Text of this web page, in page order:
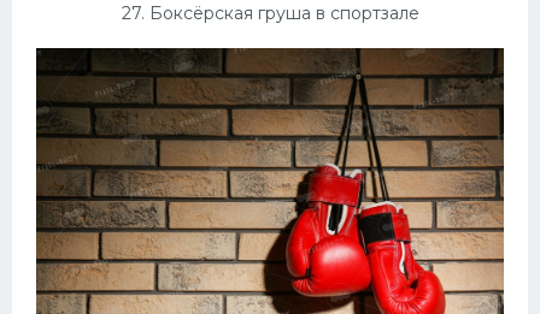
27. Боксёрская груша в спортзале